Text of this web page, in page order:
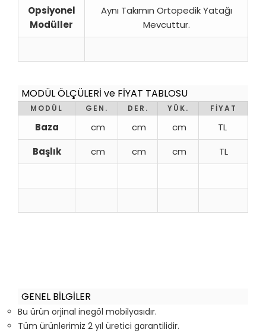
Opsiyonel
Modüller
Aynı Takımın Ortopedik Yatağı
Mevcuttur.
MODÜL ÖLÇÜLERİ ve FİYAT TABLOSU
MODÜL GEN. DER. YÜK. FİYAT
Baza cm cm cm
TL
Başlık
cm cm cm TL
GENEL BİLGİLER
Bu ürün orjinal inegöl mobilyasıdır.
Tüm ürünlerimiz 2 yıl üretici garantilidir.